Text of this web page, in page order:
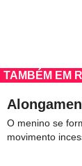
TAMBÉM EM
O menino se
movimento